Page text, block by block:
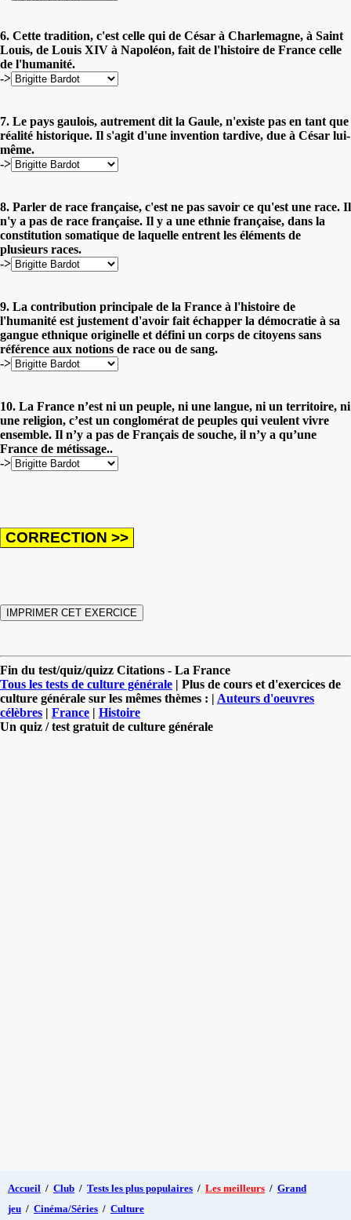
6. Cette tradition, c'est celle qui de César à Charlemagne, à Saint
Louis, de Louis XIV à Napoléon, fait de l'histoire de France celle
de l'humanité.
->
7. Le pays gaulois, autrement dit la Gaule, n'existe pas en tant que
réalité historique. Il s'agit d'une invention tardive, due à César lui-
même.
->
8. Parler de race française, c'est ne pas savoir ce qu'est une race. Il
n'y a pas de race française. Il y a une ethnie française, dans la
constitution somatique de laquelle entrent les éléments de
plusieurs races.
->
9. La contribution principale de la France à l'histoire de
l'humanité est justement d'avoir fait échapper la démocratie à sa
gangue ethnique originelle et défini un corps de citoyens sans
référence aux notions de race ou de sang.
->
10. La France n’est ni un peuple, ni une langue, ni un territoire, ni
une religion, c’est un conglomérat de peuples qui veulent vivre
ensemble. Il n’y a pas de Français de souche, il n’y a qu’une
France de métissage..
->
Fin du test/quiz/quizz Citations - La France
Tous les tests de culture générale | Plus de cours et d'exercices de
culture générale sur les mêmes thèmes : | Auteurs d'oeuvres
célèbres | France | Histoire
Un quiz / test gratuit de culture générale
Accueil / Club / Tests les plus populaires / Les meilleurs / Grand
jeu / Cinéma/Séries / Culture